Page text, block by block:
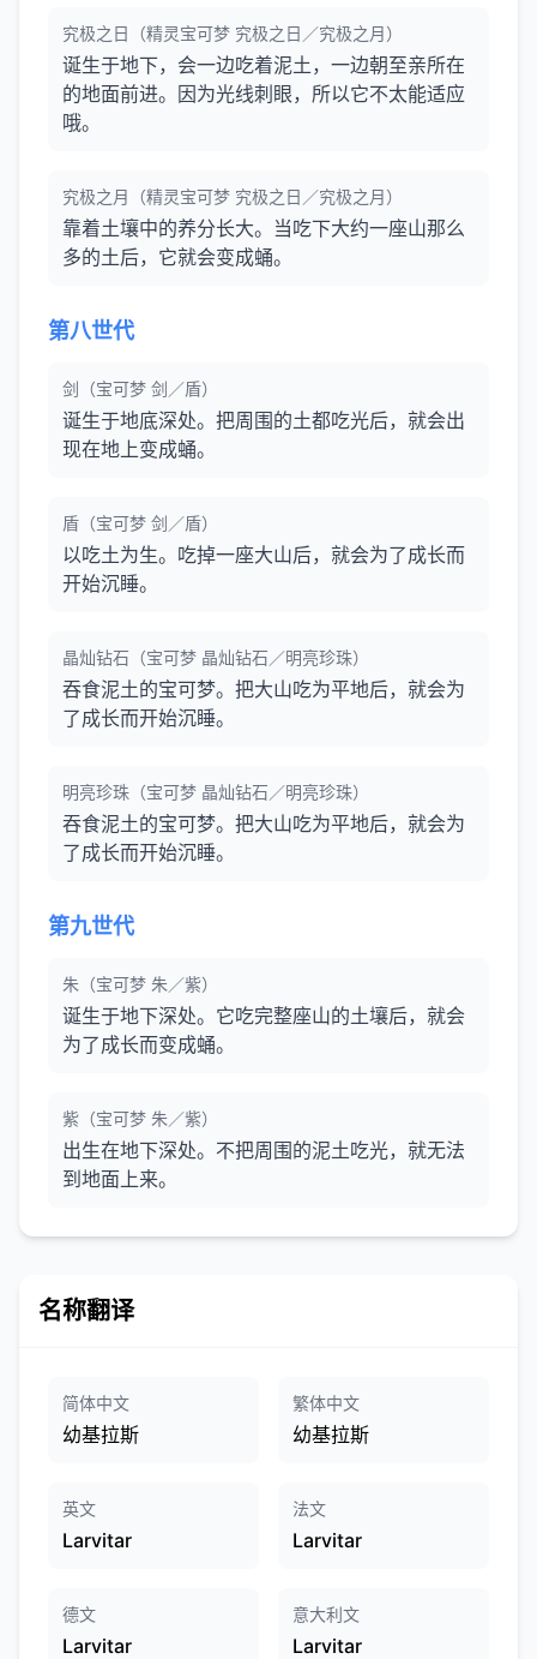
究极之日（精灵宝可梦 究极之日／究极之月）
诞生于地下，会一边吃着泥土，一边朝至亲所在
的地面前进。因为光线刺眼，所以它不太能适应
哦。
究极之月（精灵宝可梦 究极之日／究极之月）
靠着土壤中的养分长大。当吃下大约一座山那么
多的土后，它就会变成蛹。
第八世代
剑（宝可梦 剑／盾）
诞生于地底深处。把周围的土都吃光后，就会出
现在地上变成蛹。
盾（宝可梦 剑／盾）
以吃土为生。吃掉一座大山后，就会为了成长而
开始沉睡。
晶灿钻石（宝可梦 晶灿钻石／明亮珍珠）
吞食泥土的宝可梦。把大山吃为平地后，就会为
了成长而开始沉睡。
明亮珍珠（宝可梦 晶灿钻石／明亮珍珠）
吞食泥土的宝可梦。把大山吃为平地后，就会为
了成长而开始沉睡。
第九世代
朱（宝可梦 朱／紫）
诞生于地下深处。它吃完整座山的土壤后，就会
为了成长而变成蛹。
紫（宝可梦 朱／紫）
出生在地下深处。不把周围的泥土吃光，就无法
到地面上来。
名称翻译
简体中文
幼基拉斯
繁体中文
幼基拉斯
英文
Larvitar
法文
Larvitar
德文
Larvitar
意大利文
Larvitar